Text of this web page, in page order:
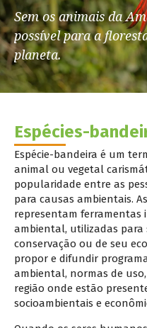
Sem os animais da
possível para a
planeta.
Espécies-
Espécie-bandeira é um
animal ou vegetal
popularidade entre as
para causas ambientais.
representam ferramentas
ambiental, utilizadas para
conservação ou de seu
propor e difundir
ambiental, normas de
região onde estão
socioambientais e